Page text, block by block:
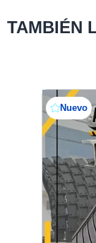
TAMBIÉN
Nuevo